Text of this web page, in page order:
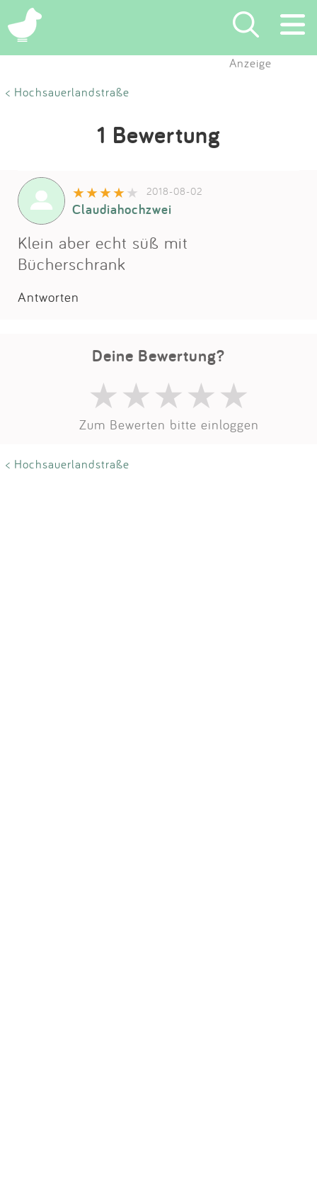
Eintragen
Blog
Partner
Anzeige
< Hochsauerlandstraße
1 Bewertung
2018-08-02
Claudiahochzwei
Klein aber echt süß mit
Bücherschrank
Antworten
Deine Bewertung?
Zum Bewerten bitte einloggen
< Hochsauerlandstraße